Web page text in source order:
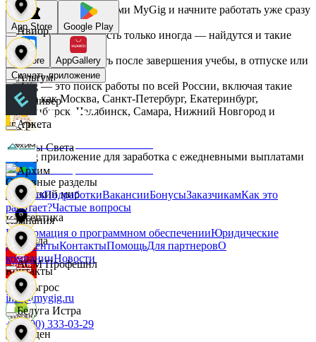
Ворксистем
Гелиус
Гулливер
Дары Света
Детский мир
Звезда
Зельгрос
Зенден
Авиор
Альтум
Аркета
Архим
Асептика
АСМ Профешнл
Белуга Истра
Воспользуйтесь услугами MyGig и начните работать уже сразу
после отклика.
А если нужна занятость только иногда — найдутся и такие
предложения.
Начните зарабатывать после завершения учебы, в отпуске или
в выходные.
MyGig — это поиск работы по всей России, включая такие
города как Москва, Санкт-Петербург, Екатеринбург,
Новосибирск, Челябинск, Самара, Нижний Новгород и
другие.
App Store Google Play
RuStore
AppGallery
Скачать приложение
MyGig приложение для заработка с ежедневными выплатами
Основные разделы
ГлавнаяПодработкиВакансииБонусыЗаказчикамКак это
работает?Частые вопросы
Компания
Информация о программном обеспеченииЮридические
документыКонтактыПомощьДля партнеровО
компанииНовости
Контакты
info@mygig.ru
+8 (800) 333-03-29